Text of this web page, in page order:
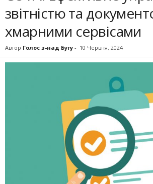
звітністю та
хмарними сервісами
Автор Голос з-над Бугу - 10 Червня, 2024